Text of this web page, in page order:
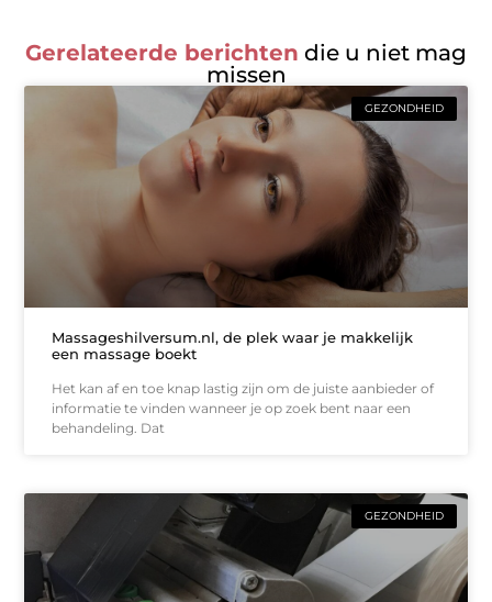
Gerelateerde berichten die u niet mag
missen
GEZONDHEID
Massageshilversum.nl, de plek waar je makkelijk
een massage boekt
Het kan af en toe knap lastig zijn om de juiste aanbieder of
informatie te vinden wanneer je op zoek bent naar een
behandeling. Dat
GEZONDHEID